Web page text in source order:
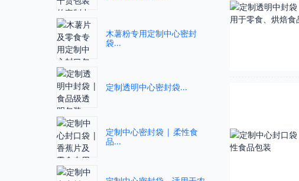
木薯粉专用定制中心密封
袋...
定制透明中心密封袋...
定制中心密封袋 | 柔性食
品...